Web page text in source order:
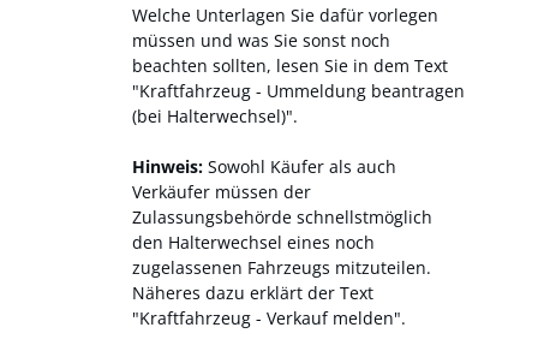
Welche Unterlagen Sie dafür vorlegen
müssen und was Sie sonst noch
beachten sollten, lesen Sie in dem Text
"Kraftfahrzeug - Ummeldung beantragen
(bei Halterwechsel)".
Hinweis: Sowohl Käufer als auch
Verkäufer müssen der
Zulassungsbehörde schnellstmöglich
den Halterwechsel eines noch
zugelassenen Fahrzeugs mitzuteilen.
Näheres dazu erklärt der Text
"Kraftfahrzeug - Verkauf melden".